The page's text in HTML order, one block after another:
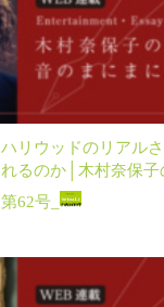
ハリウッドのリアル
れるのか│木村奈保子
第62号_